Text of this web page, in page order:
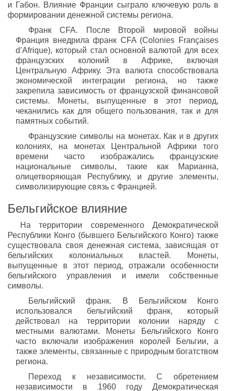
и Габон. Влияние Франции сыграло ключевую роль в
формировании денежной системы региона.
Франк CFA. После Второй мировой войны
Франция внедрила франк CFA (Colonies Françaises
d’Afrique), который стал основной валютой для всех
французских колоний в Африке, включая
Центральную Африку. Эта валюта способствовала
экономической интеграции региона, но также
закрепила зависимость от французской финансовой
системы. Монеты, выпущенные в этот период,
чеканились как для общего пользования, так и для
памятных событий.
Французские символы на монетах. Как и в других
колониях, на монетах Центральной Африки того
времени часто изображались французские
национальные символы, такие как Марианна,
олицетворяющая Республику, и другие элементы,
символизирующие связь с Францией.
Бельгийское влияние
На территории современного Демократической
Республики Конго (бывшего Бельгийского Конго) также
существовала своя денежная система, зависящая от
бельгийских колониальных властей. Монеты,
выпущенные в этот период, отражали особенности
бельгийского управления и имели собственные
символы.
Бельгийский франк. В Бельгийском Конго
использовался бельгийский франк, который
действовал на территории колонии наряду с
местными валютами. Монеты Бельгийского Конго
часто включали изображения королей Бельгии, а
также элементы, связанные с природным богатством
региона.
Переход к независимости. С обретением
независимости в 1960 году Демократическая